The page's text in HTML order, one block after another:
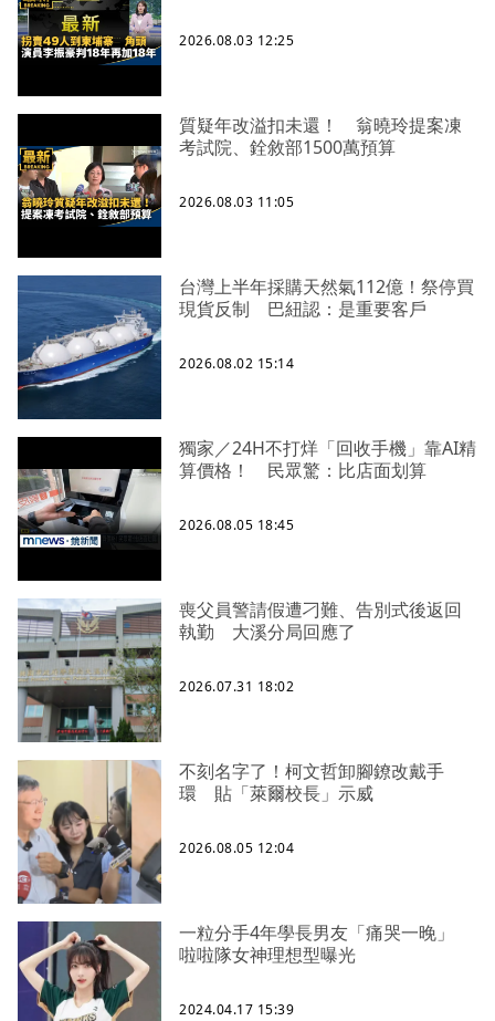
2026.08.03 12:25
質疑年改溢扣未還！ 翁曉玲提案凍
考試院、銓敘部1500萬預算
2026.08.03 11:05
台灣上半年採購天然氣112億！祭停買
現貨反制 巴紐認：是重要客戶
2026.08.02 15:14
獨家／24H不打烊「回收手機」靠AI精
算價格！ 民眾驚：比店面划算
2026.08.05 18:45
喪父員警請假遭刁難、告別式後返回
執勤 大溪分局回應了
2026.07.31 18:02
不刻名字了！柯文哲卸腳鐐改戴手
環 貼「萊爾校長」示威
2026.08.05 12:04
一粒分手4年學長男友「痛哭一晚」
啦啦隊女神理想型曝光
2024.04.17 15:39